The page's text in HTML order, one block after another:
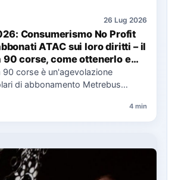
26 Lug 2026
Consumerismo No Profit
ATAC sui loro diritti – il
90 corse, come ottenerlo e
caso di disservizi
90 corse è un'agevolazione
di abbonamento Metrebus
4 min